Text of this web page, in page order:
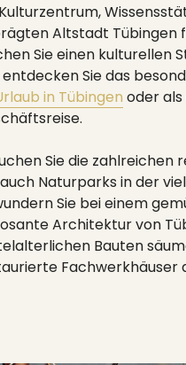
Altstadt Tübingen
Sie einen kulturellen
Sie das
in Tübingen oder
Sie die
Naturparks in der
Sie bei einem
Architektur von
Bauten
Fachwerkhäuser